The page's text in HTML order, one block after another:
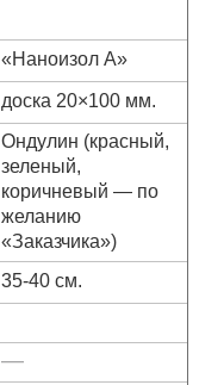
«Наноизол А»
доска 20×100 мм.
Ондулин (красный,
зеленый,
коричневый — по
желанию
«Заказчика»)
35-40 см.
—